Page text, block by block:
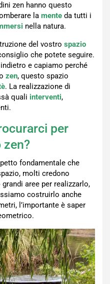
zen hanno questo
la mente da tutti i
nella natura.
del vostro spazio
che potete seguire.
e capiamo perché
zen, questo spazio
. La realizzazione di
quali interventi,
per
zen?
fondamentale che
molti credono
aree per realizzarlo,
costruirlo anche
l’importante è saper